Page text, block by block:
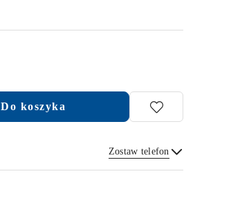
Do koszyka
Zostaw telefon
Wyślij